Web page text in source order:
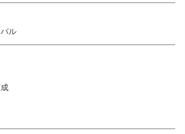
ションを感じたい
対応できる
をつけたい
好き、楽しい空気が好き！
ル